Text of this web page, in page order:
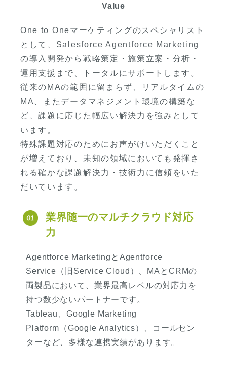
Value
One to Oneマーケティングのスペシャリスト
として、Salesforce Agentforce Marketing
の導入開発から戦略策定・施策立案・分析・
運用支援まで、トータルにサポートします。
従来のMAの範囲に留まらず、リアルタイムの
MA、またデータマネジメント環境の構築な
ど、課題に応じた幅広い解決力を強みとして
います。
特殊課題対応のためにお声がけいただくこと
が増えており、未知の領域においても発揮さ
れる確かな課題解決力・技術力に信頼をいた
だいています。
業界随一のマルチクラウド対応
力
Agentforce MarketingとAgentforce
Service（旧Service Cloud）、MAとCRMの
両製品において、業界最高レベルの対応力を
持つ数少ないパートナーです。
Tableau、Google Marketing
Platform（Google Analytics）、コールセン
ターなど、多様な連携実績があります。